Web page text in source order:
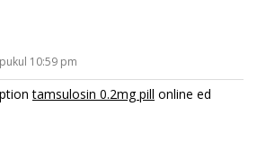
10:59 pm
tamsulosin 0.2mg pill online ed